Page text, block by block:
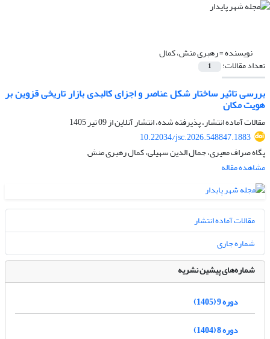
نویسنده =رهبری منش، کمال
تعداد مقالات: 1
بررسی تاثیر ساختار شکل عناصر و اجزای کالبدی بازار تاریخی قزوین بر
هویت مکان
مقالات آماده انتشار، پذیرفته شده، انتشار آنلاین از09 تیر 1405
10.22034/jsc.2026.548847.1883
پگاه صراف معیری، جمال الدین سهیلی، کمال رهبری منش
مشاهده مقاله
مقالات آماده انتشار
شماره جاری
شماره‌های پیشین نشریه
دوره 9 (1405)
دوره 8 (1404)